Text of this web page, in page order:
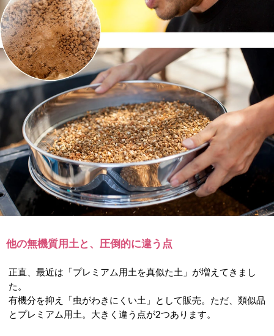
他の無機質用土と、圧倒的に違う点
正直、最近は「プレミアム用土を真似た土」が増えてきまし
た。
有機分を抑え「虫がわきにくい土」として販売。ただ、類似品
とプレミアム用土。大きく違う点が2つあります。